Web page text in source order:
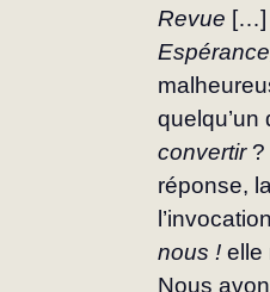
Revue […]
quelqu’un
convertir ?
réponse,
nous ! elle
Nous